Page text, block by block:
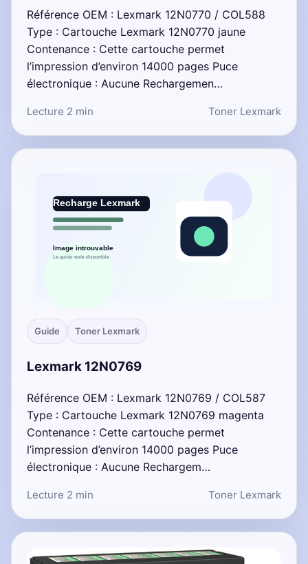
Référence OEM : Lexmark 12N0770 / COL588
Type : Cartouche Lexmark 12N0770 jaune
Contenance : Cette cartouche permet
l’impression d’environ 14000 pages Puce
électronique : Aucune Rechargemen…
Lecture 2 min Toner Lexmark
Guide Toner Lexmark
Lexmark 12N0769
Référence OEM : Lexmark 12N0769 / COL587
Type : Cartouche Lexmark 12N0769 magenta
Contenance : Cette cartouche permet
l’impression d’environ 14000 pages Puce
électronique : Aucune Rechargem…
Lecture 2 min Toner Lexmark